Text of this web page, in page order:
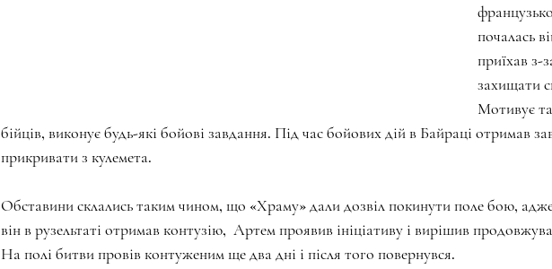
почалась
приїхав з-
захищати
Мотивує
бійців, виконує будь-які бойові завдання. Під час бойових дій в Байраці отримав
прикривати з кулемета.
Обставини склались таким чином, що «Храму» дали дозвіл покинути поле бою, адже
він в рузельтаті отримав контузію,  Артем проявив ініціативу і вирішив
На полі битви провів контуженим ще два дні і після того повернувся.